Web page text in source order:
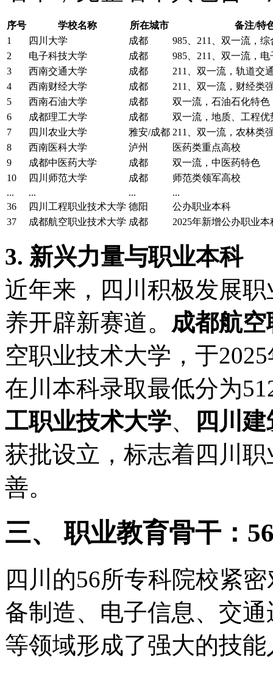
序号 学校名称 所在城市
备注/特
1
四川大学 成都
985、211、双一流，
2
电子科技大学 成都
985、211、双一流，
3
西南交通大学 成都
211、双一流，轨道交
4
西南财经大学 成都
211、双一流，财经类
5
西南石油大学 成都
双一流，石油石化特色
6
成都理工大学 成都
双一流，地质、工程优
7
四川农业大学 雅安/成都 211、双一流，农林类
8
西南医科大学 泸州
医药类重点高校
9
成都中医药大学 成都
双一流，中医药特色
10
四川师范大学 成都
师范类领军高校
...
... ...
...
36
四川工程职业技术大学 德阳
公办职业本科
37
成都航空职业技术大学 成都 2025年新增公办职业本
3. 新兴力量与职业本科
近年来，四川积极发展
养开辟新赛道。 成都航
空职业技术大学，于
在川本科录取最低分为
工职业技术大学、
四川
获批设立，标志着四川
善。
三、 职业教育骨干：
四川的56所专科院校紧
备制造、电子信息、交
等领域形成了强大的技